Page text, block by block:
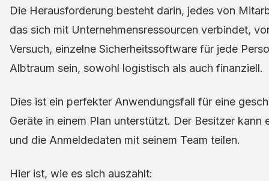
Die Herausforderung besteht darin, jedes von
das sich mit Unternehmensressourcen verbindet,
Versuch, einzelne Sicherheitssoftware für jede
Albtraum sein, sowohl logistisch als auch finanziell.
Dies ist ein perfekter Anwendungsfall für eine
Geräte in einem Plan unterstützt. Der Besitzer kann
und die Anmeldedaten mit seinem Team teilen.
Hier ist, wie es sich auszahlt: